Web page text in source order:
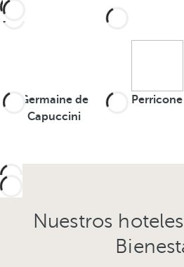
Germaine de
Capuccini
Perricone
Nuestros